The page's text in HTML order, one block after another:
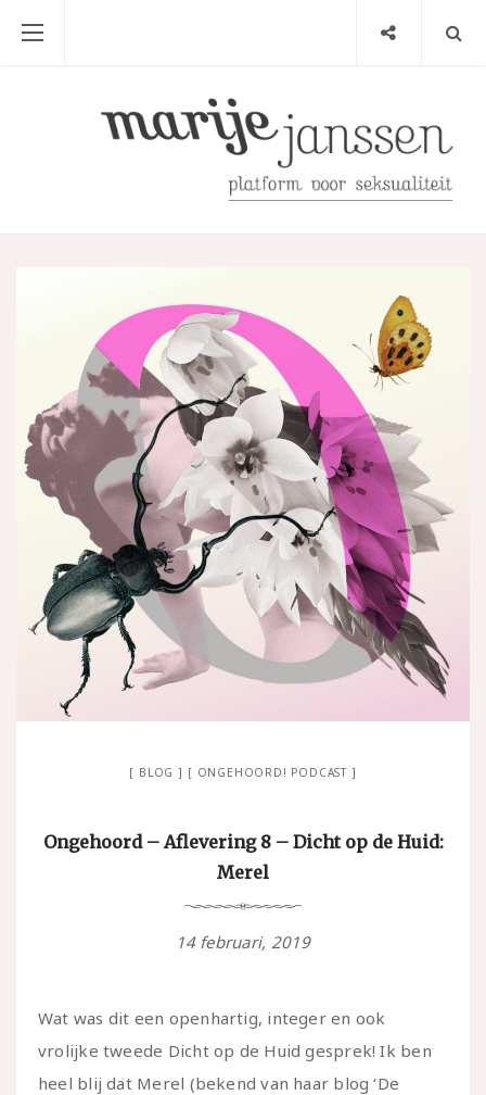
BLOG ONGEHOORD! PODCAST
Ongehoord – Aflevering 8 – Dicht op de Huid:
Merel
14 februari, 2019
Wat was dit een openhartig, integer en ook
vrolijke tweede Dicht op de Huid gesprek! Ik ben
heel blij dat Merel (bekend van haar blog ‘De